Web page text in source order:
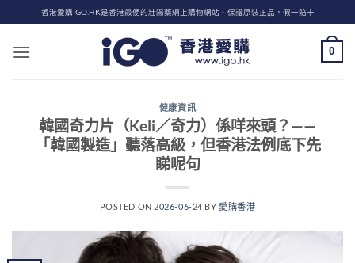
to
content
香港愛購IGO.HK是香港最便的壯陽藥網上購物網站、保證原裝正品，假一賠十
0
健康資訊
韓國奇力片（Keli／奇力）係咩來頭？——
「韓國製造」聽落高級，但香港法例底下先
睇呢句
POSTED ON 2026-06-24 BY愛購香港